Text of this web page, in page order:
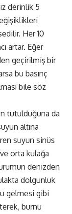
derinlik 5
Her 10
artar. Eğer
geçirilmiş bir
bu basınç
bile söz
tutulduğuna da
altına
suyun sinüs
orta kulağa
denizden
dolgunluk
gelmesi gibi
burnu